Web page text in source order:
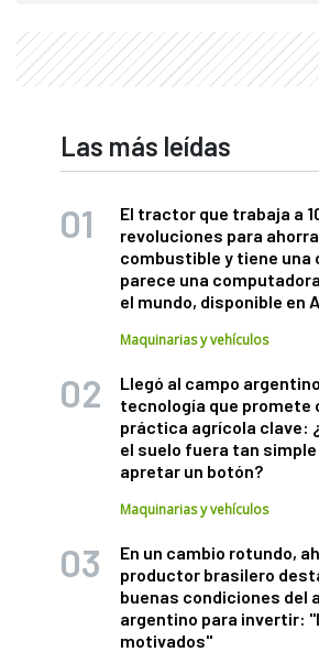
Las más leídas
El tractor que trabaja a
revoluciones para
combustible y tiene una
parece una
el mundo, disponible en
Maquinarias y vehículos
Llegó al campo
tecnología que promete
práctica agrícola clave:
el suelo fuera tan
apretar un botón?
Maquinarias y vehículos
En un cambio rotundo,
productor brasilero
buenas condiciones del
argentino para invertir:
motivados"